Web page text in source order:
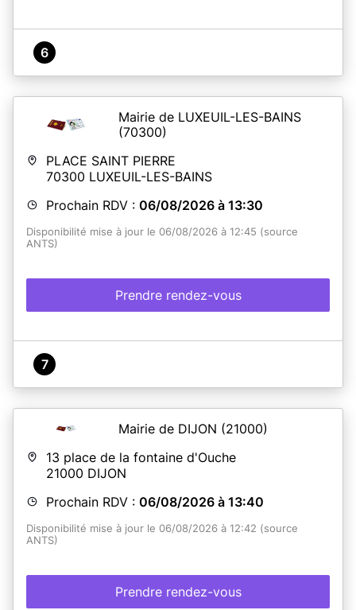
6
Mairie de LUXEUIL-LES-BAINS
(70300)
PLACE SAINT PIERRE
70300 LUXEUIL-LES-BAINS
Prochain RDV : 06/08/2026 à 13:30
Disponibilité mise à jour le 06/08/2026 à 12:45 (source
ANTS)
Prendre rendez-vous
7
Mairie de DIJON (21000)
13 place de la fontaine d'Ouche
21000 DIJON
Prochain RDV : 06/08/2026 à 13:40
Disponibilité mise à jour le 06/08/2026 à 12:42 (source
ANTS)
Prendre rendez-vous